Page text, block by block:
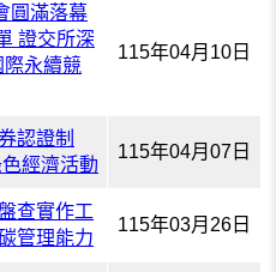
圓滿落幕
證交所深
永續競
115年04月10日
認證制
經濟活動
115年04月07日
查實作工
管理能力
115年03月26日